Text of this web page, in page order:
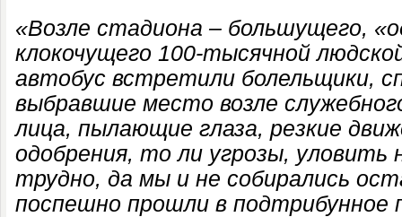
«Возле стадиона – большущего,
клокочущего 100-тысячной
автобус встретили болельщики,
выбравшие место возле
лица, пылающие глаза, резкие
одобрения, то ли угрозы,
трудно, да мы и не собирались
поспешно прошли в подтрибунное